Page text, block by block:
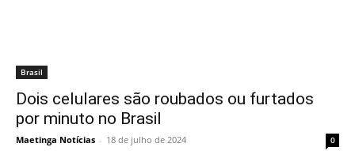
Brasil
Dois celulares são roubados ou furtados
por minuto no Brasil
Maetinga Notícias - 18 de julho de 2024 0